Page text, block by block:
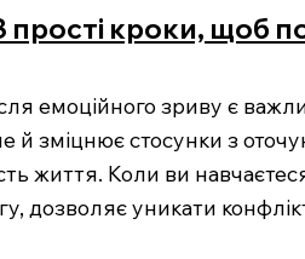
кроки, щоб
емоційного зриву є
й зміцнює стосунки з
життя. Коли ви
дозволяє уникати